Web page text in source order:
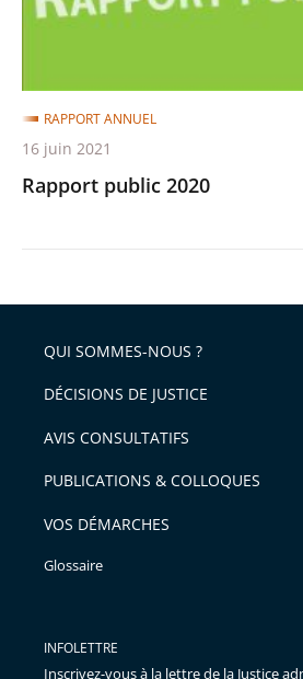
Rapport public 2020
RAPPORT ANNUEL
16 juin 2021
QUI SOMMES-NOUS ?
DÉCISIONS DE JUSTICE
AVIS CONSULTATIFS
PUBLICATIONS & COLLOQUES
VOS DÉMARCHES
Glossaire
INFOLETTRE
Inscrivez-vous à la lettre de la Justice